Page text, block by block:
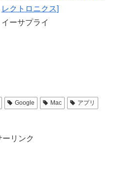
レクトロニクス]
イーサプライ
Google Mac
アプリ
ーリンク